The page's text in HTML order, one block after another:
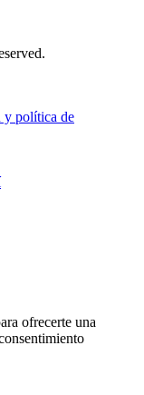
y política de
ofrecerte una